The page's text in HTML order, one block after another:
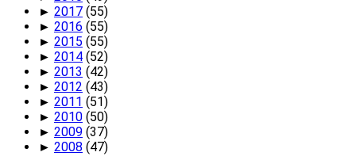
► 2017 (55)
► 2016 (55)
► 2015 (55)
► 2014 (52)
► 2013 (42)
► 2012 (43)
► 2011 (51)
► 2010 (50)
► 2009 (37)
► 2008 (47)